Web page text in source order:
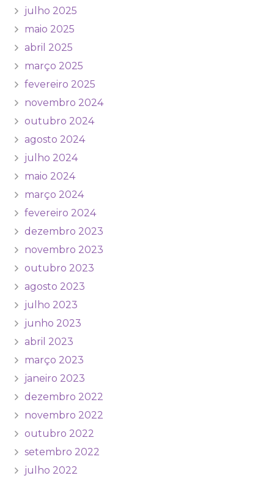
julho 2025
maio 2025
abril 2025
março 2025
fevereiro 2025
novembro 2024
outubro 2024
agosto 2024
julho 2024
maio 2024
março 2024
fevereiro 2024
dezembro 2023
novembro 2023
outubro 2023
agosto 2023
julho 2023
junho 2023
abril 2023
março 2023
janeiro 2023
dezembro 2022
novembro 2022
outubro 2022
setembro 2022
julho 2022